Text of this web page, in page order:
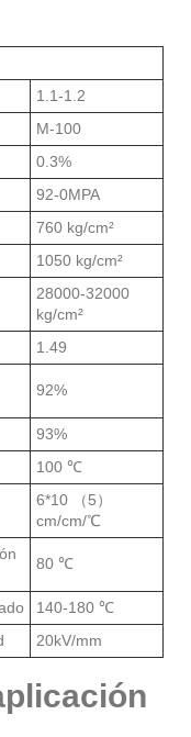
1.1-1.2
M-100
0.3%
92-0MPA
760 kg/cm²
1050 kg/cm²
28000-32000
kg/cm²
1.49
92%
93%
100 ℃
6*10 （5）
cm/cm/℃
80 ℃
140-180 ℃
20kV/mm